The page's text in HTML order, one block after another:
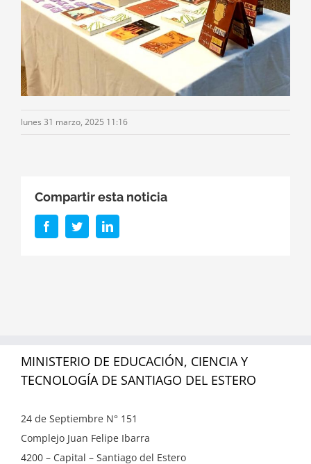
lunes 31 marzo, 2025 11:16
Compartir esta noticia
FacebookTwitterLinkedIn
MINISTERIO DE EDUCACIÓN, CIENCIA Y
TECNOLOGÍA DE SANTIAGO DEL ESTERO
24 de Septiembre N° 151
Complejo Juan Felipe Ibarra
4200 – Capital – Santiago del Estero